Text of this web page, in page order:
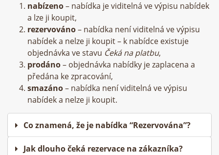
nabízeno– nabídka je viditelná ve výpisu nabídek
a lze ji koupit,
rezervováno– nabídka není viditelná ve výpisu
nabídek a nelze ji koupit – k nabídce existuje
objednávka ve stavu Čeká na platbu,
prodáno– objednávka nabídky je zaplacena a
předána ke zpracování,
smazáno– nabídka není viditelná ve výpisu
nabídek a nelze ji koupit.
Co znamená, že je nabídka “Rezervována”?
Jak dlouho čeká rezervace na zákazníka?